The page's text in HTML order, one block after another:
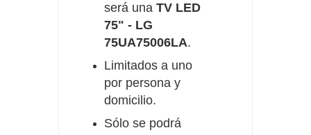
será una TV LED
75" - LG
75UA75006LA.
Limitados a uno
por persona y
domicilio.
Sólo se podrá